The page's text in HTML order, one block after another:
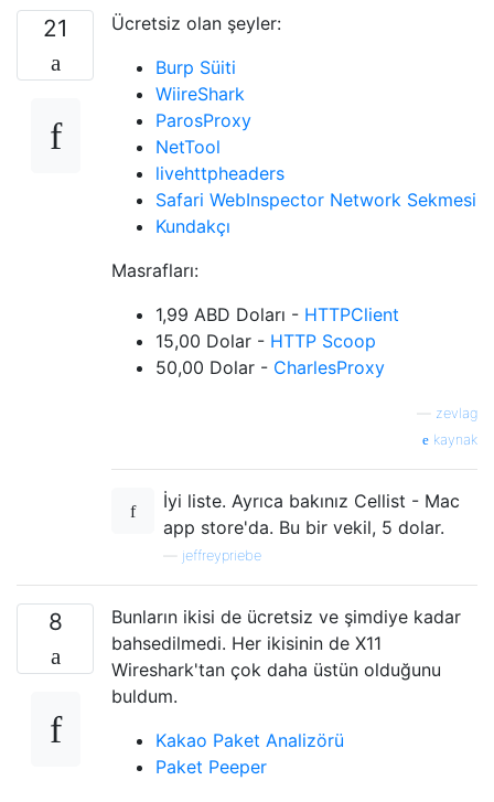
21
Ücretsiz olan şeyler:
Burp Süiti
WiireShark
ParosProxy
NetTool
livehttpheaders
Safari WebInspector Network Sekmesi
Kundakçı
Masrafları:
1,99 ABD Doları - HTTPClient
15,00 Dolar - HTTP Scoop
50,00 Dolar - CharlesProxy
zevlag
kaynak
İyi liste. Ayrıca bakınız Cellist - Mac
app store'da. Bu bir vekil, 5 dolar.
jeffreypriebe
8
Bunların ikisi de ücretsiz ve şimdiye kadar
bahsedilmedi. Her ikisinin de X11
Wireshark'tan çok daha üstün olduğunu
buldum.
Kakao Paket Analizörü
Paket Peeper